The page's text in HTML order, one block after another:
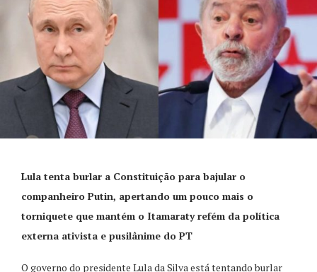
Lula tenta burlar a Constituição para bajular o
companheiro Putin, apertando um pouco mais o
torniquete que mantém o Itamaraty refém da política
externa ativista e pusilânime do PT
O governo do presidente Lula da Silva está tentando burlar